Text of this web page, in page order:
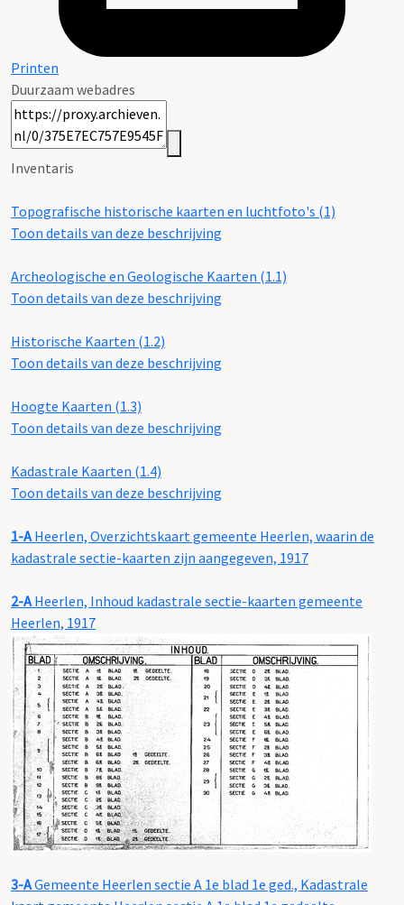
Printen
Duurzaam webadres
Inventaris
Topografische historische kaarten en luchtfoto's (1)
Toon details van deze beschrijving
Archeologische en Geologische Kaarten (1.1)
Toon details van deze beschrijving
Historische Kaarten (1.2)
Toon details van deze beschrijving
Hoogte Kaarten (1.3)
Toon details van deze beschrijving
Kadastrale Kaarten (1.4)
Toon details van deze beschrijving
1-AHeerlen, Overzichtskaart gemeente Heerlen, waarin de
kadastrale sectie-kaarten zijn aangegeven, 1917
2-AHeerlen, Inhoud kadastrale sectie-kaarten gemeente
Heerlen, 1917
3-AGemeente Heerlen sectie A 1e blad 1e ged., Kadastrale